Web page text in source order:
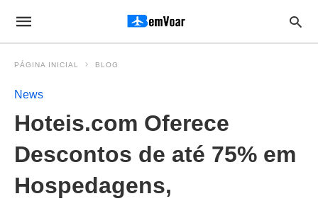
PÁGINA INICIAL BLOG
News
Hoteis.com Oferece
Descontos de até 75% em
Hospedagens,